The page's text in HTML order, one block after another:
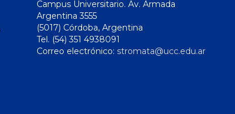
Campus Universitario. Av. Armada
Argentina 3555
(5017) Córdoba, Argentina
Tel. (54) 351 4938091
Correo electrónico: stromata@ucc.edu.ar